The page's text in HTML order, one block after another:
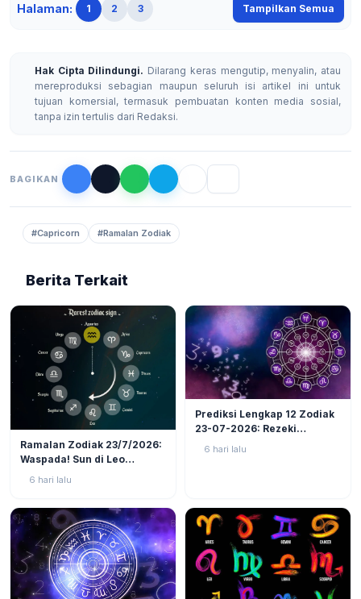
Halaman: 1 2 3 Tampilkan Semua
Hak Cipta Dilindungi. Dilarang keras mengutip, menyalin, atau
mereproduksi sebagian maupun seluruh isi artikel ini untuk
tujuan komersial, termasuk pembuatan konten media sosial,
tanpa izin tertulis dari Redaksi.
BAGIKAN
#Capricorn #Ramalan Zodiak
Berita Terkait
Ramalan Zodiak 23/7/2026:
Waspada! Sun di Leo
Kuadrat Bulan di Scorpio, 4
6 hari lalu
Prediksi Lengkap 12 Zodiak
23-07-2026: Rezeki
6 hari lalu